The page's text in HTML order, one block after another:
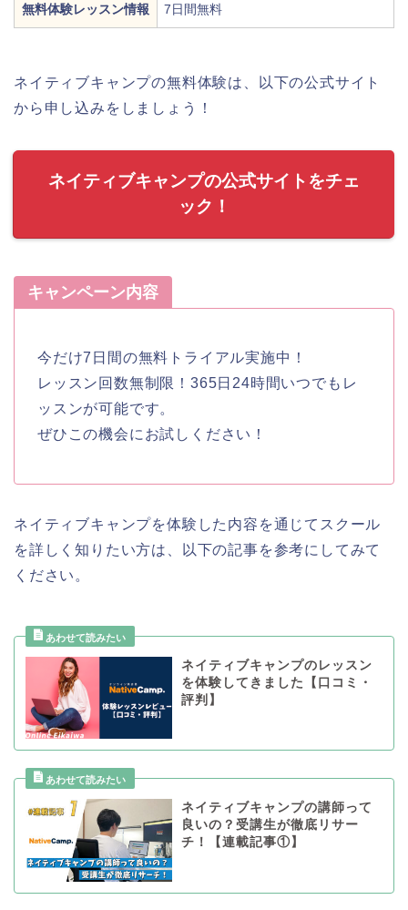
無料体験レッスン情報 7日間無料
ネイティブキャンプの無料体験は、以下の公式サイト
から申し込みをしましょう！
ネイティブキャンプの公式サイトをチェ
ック！
キャンペーン内容
今だけ7日間の無料トライアル実施中！
レッスン回数無制限！365日24時間いつでもレ
ッスンが可能です。
ぜひこの機会にお試しください！
ネイティブキャンプを体験した内容を通じてスクール
を詳しく知りたい方は、以下の記事を参考にしてみて
ください。
ネイティブキャンプのレッスン
を体験してきました【口コミ・
評判】
ネイティブキャンプの講師って
良いの？受講生が徹底リサー
チ！【連載記事①】